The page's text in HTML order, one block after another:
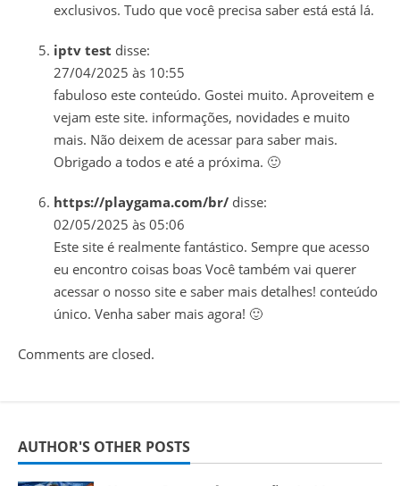
exclusivos. Tudo que você precisa saber está está lá.
iptv test disse:
27/04/2025 às 10:55
fabuloso este conteúdo. Gostei muito. Aproveitem e
vejam este site. informações, novidades e muito
mais. Não deixem de acessar para saber mais.
Obrigado a todos e até a próxima. 🙂
https://playgama.com/br/ disse:
02/05/2025 às 05:06
Este site é realmente fantástico. Sempre que acesso
eu encontro coisas boas Você também vai querer
acessar o nosso site e saber mais detalhes! conteúdo
único. Venha saber mais agora! 🙂
Comments are closed.
AUTHOR'S OTHER POSTS